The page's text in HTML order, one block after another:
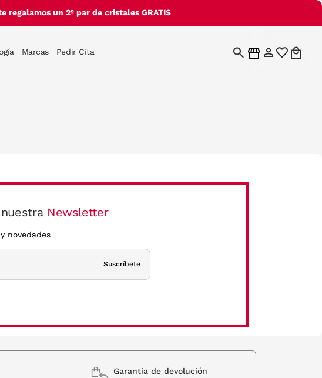
regalamos un 2º par de cristales GRATIS
Marcas Pedir Cita
Newsletter
novedades
Suscríbete
Garantia de devolución